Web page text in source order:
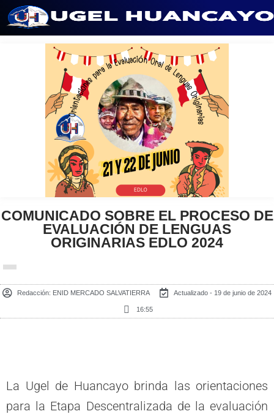
COMUNICADO SOBRE EL PROCESO DE
EVALUACIÓN DE LENGUAS
ORIGINARIAS EDLO 2024
Redacción: ENID MERCADO SALVATIERRA Actualizado - 19 de junio de 2024
16:55
La Ugel de Huancayo brinda las orientaciones
para la Etapa Descentralizada de la evaluación